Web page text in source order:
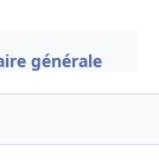
générale